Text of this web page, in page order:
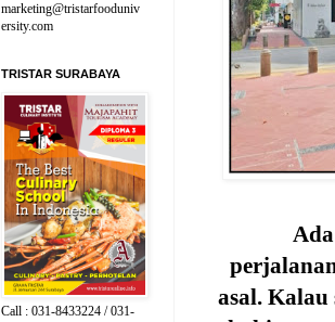
asal. Kalau
marketing@tristarfooduniv
ersity.com
TRISTAR SURABAYA
Call : 031-8433224 / 031-